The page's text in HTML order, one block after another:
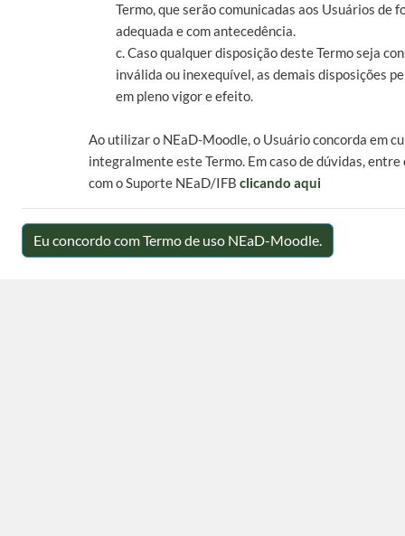
Termo, que serão comunicadas aos Usuários de
adequada e com antecedência.
c. Caso qualquer disposição deste Termo seja
inválida ou inexequível, as demais disposições
em pleno vigor e efeito.
Ao utilizar o NEaD-Moodle, o Usuário concorda em
integralmente este Termo. Em caso de dúvidas,
com o Suporte NEaD/IFB clicando aqui
Eu concordo com Termo de uso NEaD-Moodle.